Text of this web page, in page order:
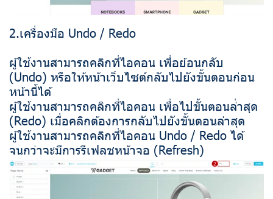
2.เครื่องมือ Undo / Redo
ผู้ใช้งานสามารถคลิกที่ไอคอน เพื่อย้อนกลับ
(Undo) หรือให้หน้าเว็บไซต์กลับไปยังขั้นตอนก่อน
หน้านี้ได้
ผู้ใช้งานสามารถคลิกที่ไอคอน เพื่อไปขั้นตอนล่่าสุด
(Redo) เมื่อคลิกต้องการกลับไปยังขั้นตอนล่าสุด
ผู้ใช้งานสามารถคลิกที่ไอคอน Undo / Redo ได้
จนกว่าจะมีการรีเฟลชหน้าจอ (Refresh)